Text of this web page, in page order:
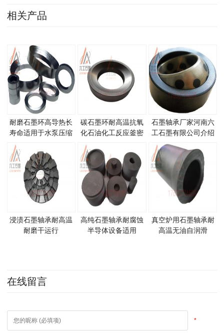
相关产品
耐磨石墨环高导热长
寿命适用于水泵压缩
碳石墨环耐高温抗氧
化石油化工反应釜密
石墨轴承厂家河南六
工石墨有限公司介绍
浸渍石墨轴承耐高温
耐磨干运行
高纯石墨轴承耐腐蚀
半导体设备适用
真空炉用石墨轴承耐
高温无油自润滑
在线留言
*